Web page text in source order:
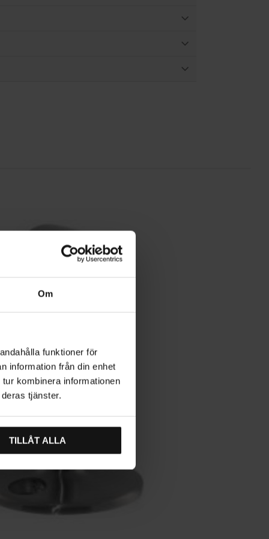
Om
funktioner för
information från din enhet
kombinera informationen
tjänster.
TILLÅT ALLA